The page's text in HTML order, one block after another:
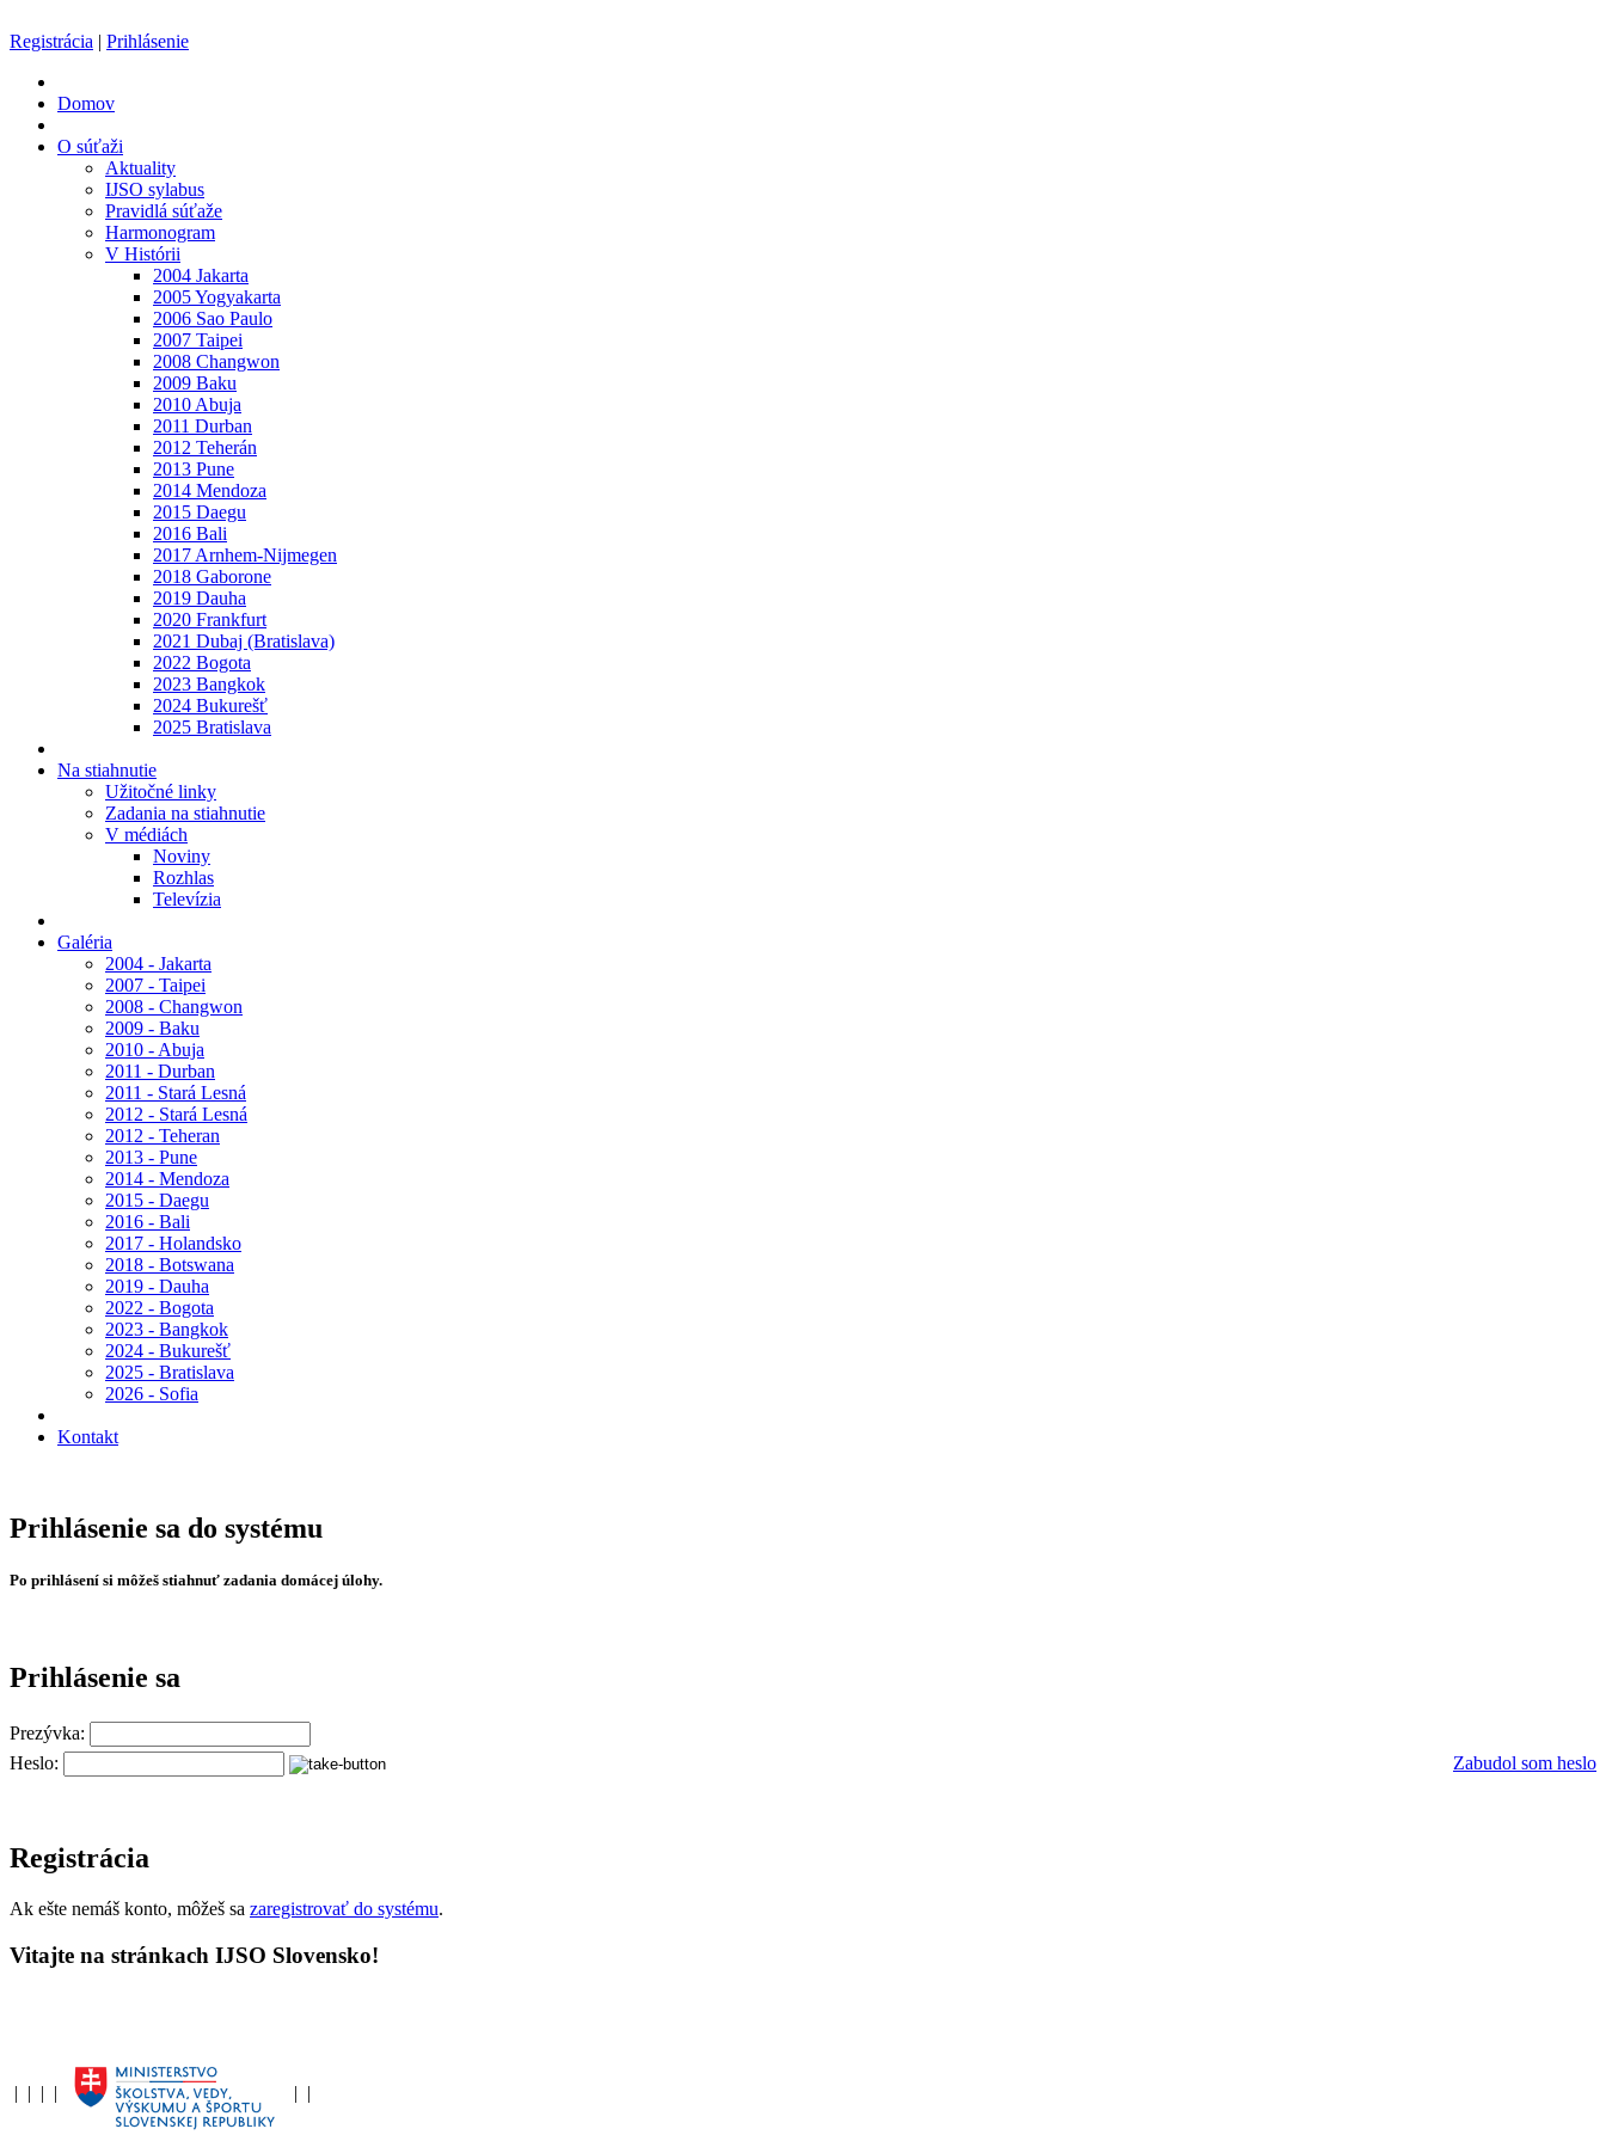
Registrácia | Prihlásenie
Domov
O súťaži
Aktuality
IJSO sylabus
Pravidlá súťaže
Harmonogram
V Histórii
2004 Jakarta
2005 Yogyakarta
2006 Sao Paulo
2007 Taipei
2008 Changwon
2009 Baku
2010 Abuja
2011 Durban
2012 Teherán
2013 Pune
2014 Mendoza
2015 Daegu
2016 Bali
2017 Arnhem-Nijmegen
2018 Gaborone
2019 Dauha
2020 Frankfurt
2021 Dubaj (Bratislava)
2022 Bogota
2023 Bangkok
2024 Bukurešť
2025 Bratislava
Na stiahnutie
Užitočné linky
Zadania na stiahnutie
V médiách
Noviny
Rozhlas
Televízia
Galéria
2004 - Jakarta
2007 - Taipei
2008 - Changwon
2009 - Baku
2010 - Abuja
2011 - Durban
2011 - Stará Lesná
2012 - Stará Lesná
2012 - Teheran
2013 - Pune
2014 - Mendoza
2015 - Daegu
2016 - Bali
2017 - Holandsko
2018 - Botswana
2019 - Dauha
2022 - Bogota
2023 - Bangkok
2024 - Bukurešť
2025 - Bratislava
2026 - Sofia
Kontakt
Prihlásenie sa do systému
Po prihlásení si môžeš stiahnuť zadania domácej úlohy.
Prihlásenie sa
Prezývka:
Heslo:
Zabudol som heslo
Registrácia
Ak ešte nemáš konto, môžeš sa zaregistrovať do systému.
Vitajte na stránkach IJSO Slovensko!
| | | | | |